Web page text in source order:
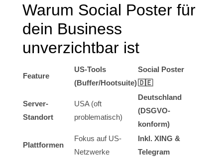
Warum Social Poster für
dein Business
unverzichtbar ist
Feature
US-Tools
(Buffer/Hootsuite)
Social Poster
🇩🇪
Server-
Standort
USA (oft
problematisch)
Deutschland
(DSGVO-
konform)
Plattformen
Fokus auf US-
Netzwerke
Inkl. XING &
Telegram